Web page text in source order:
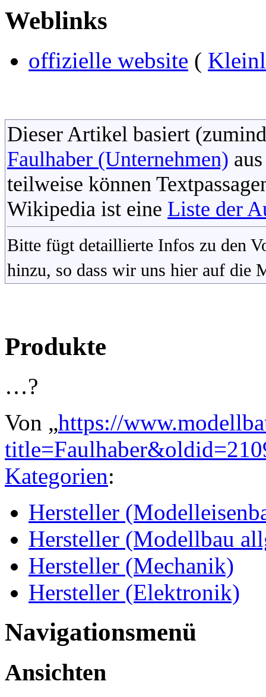
Weblinks
offizielle website (
Dieser Artikel basiert
Faulhaber (Unternehmen)
teilweise können
Wikipedia ist eine Liste der
Bitte fügt detaillierte Infos zu den
hinzu, so dass wir uns hier auf die
Produkte
…?
Von „https://
Kategorien:
Hersteller
Hersteller (Modellbau
Hersteller (Mechanik)
Hersteller (Elektronik)
Navigationsmenü
Ansichten